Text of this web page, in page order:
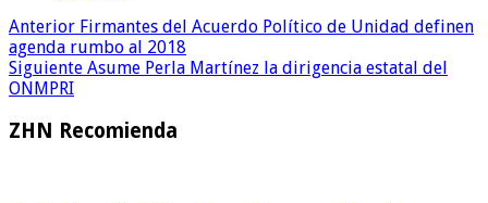
Anterior Firmantes del Acuerdo Político de Unidad definen
agenda rumbo al 2018
Siguiente Asume Perla Martínez la dirigencia estatal del
ONMPRI
ZHN Recomienda